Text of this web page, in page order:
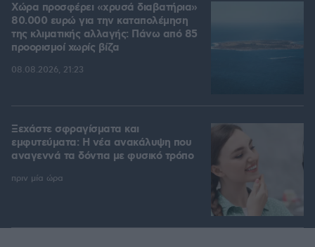
Χώρα προσφέρει «χρυσά διαβατήρια»
80.000 ευρώ για την καταπολέμηση
της κλιματικής αλλαγής: Πάνω από 85
προορισμοί χωρίς βίζα
08.08.2026, 21:23
Ξεχάστε σφραγίσματα και
εμφυτεύματα: Η νέα ανακάλυψη που
αναγεννά τα δόντια με φυσικό τρόπο
πριν μία ώρα